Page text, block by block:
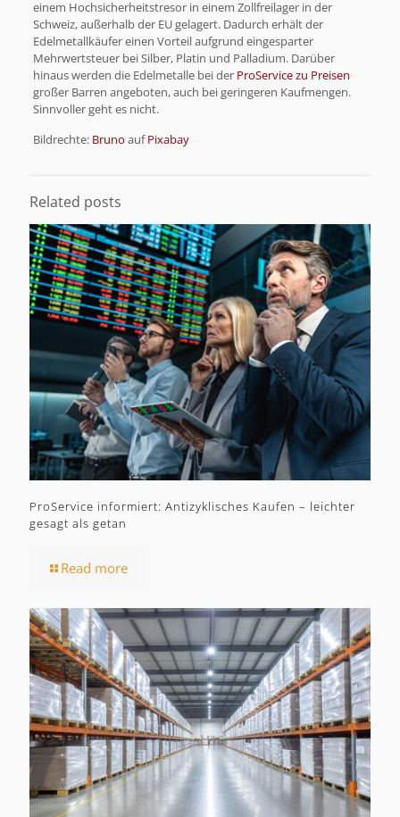
einem Hochsicherheitstresor in einem Zollfreilager in der
Schweiz, außerhalb der EU gelagert. Dadurch erhält der
Edelmetallkäufer einen Vorteil aufgrund eingesparter
Mehrwertsteuer bei Silber, Platin und Palladium. Darüber
hinaus werden die Edelmetalle bei der ProService zu Preisen
großer Barren angeboten, auch bei geringeren Kaufmengen.
Sinnvoller geht es nicht.
Bildrechte: Bruno aufPixabay
Related posts
ProService informiert: Antizyklisches Kaufen – leichter
gesagt als getan
Read more